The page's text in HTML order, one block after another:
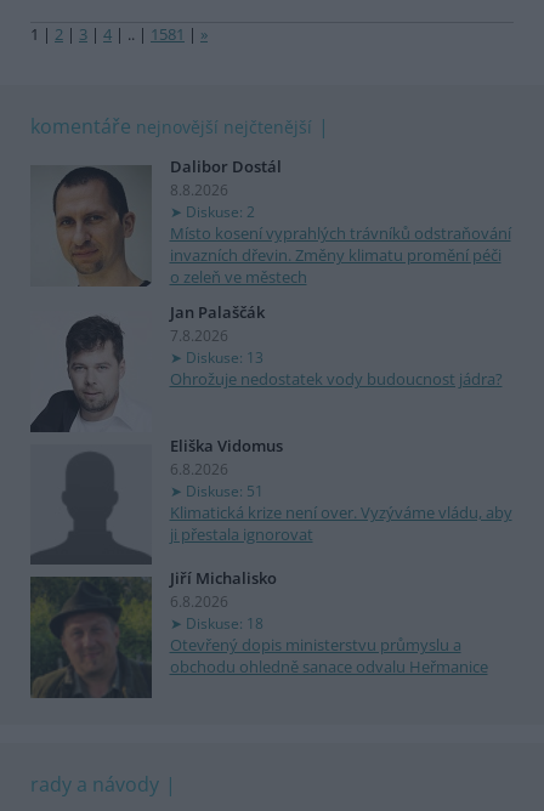
1 | 2 | 3 | 4 | .. | 1581 | »
komentáře nejnovější nejčtenější
Dalibor Dostál
8.8.2026
Diskuse: 2
Místo kosení vyprahlých trávníků odstraňování
invazních dřevin. Změny klimatu promění péči
o zeleň ve městech
Jan Palaščák
7.8.2026
Diskuse: 13
Ohrožuje nedostatek vody budoucnost jádra?
Eliška Vidomus
6.8.2026
Diskuse: 51
Klimatická krize není over. Vyzýváme vládu, aby
ji přestala ignorovat
Jiří Michalisko
6.8.2026
Diskuse: 18
Otevřený dopis ministerstvu průmyslu a
obchodu ohledně sanace odvalu Heřmanice
rady a návody